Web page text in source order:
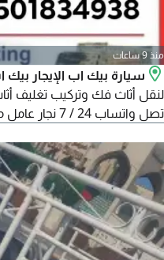
منذ 9 ساعات
سيارة بيك اب الإيجار
لنقل أثاث فك وتركيب تغليف
تصل واتساب 24 / 7 نجار عامل موجود